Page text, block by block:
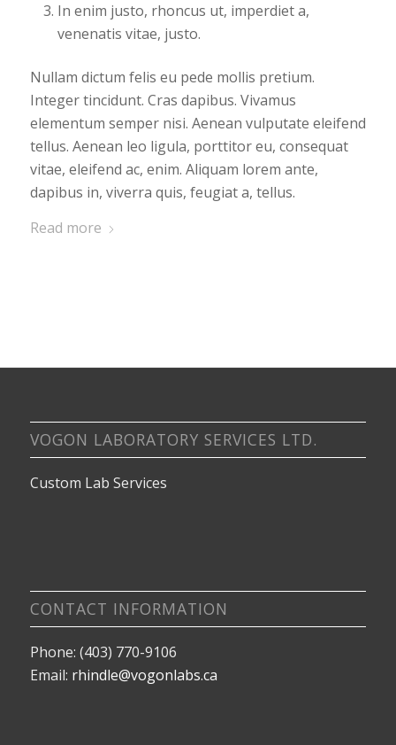
In enim justo, rhoncus ut, imperdiet a,
venenatis vitae, justo.
Nullam dictum felis eu pede mollis pretium.
Integer tincidunt. Cras dapibus. Vivamus
elementum semper nisi. Aenean vulputate eleifend
tellus. Aenean leo ligula, porttitor eu, consequat
vitae, eleifend ac, enim. Aliquam lorem ante,
dapibus in, viverra quis, feugiat a, tellus.
Read more
VOGON LABORATORY SERVICES LTD.
Custom Lab Services
CONTACT INFORMATION
Phone: (403) 770-9106
Email: rhindle@vogonlabs.ca